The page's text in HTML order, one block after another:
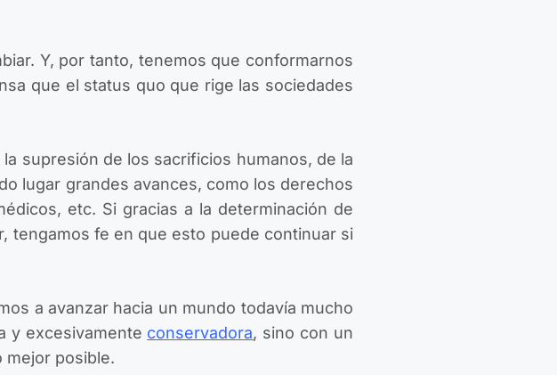
Y, por tanto, tenemos que conformarnos
que el status quo que rige las sociedades
supresión de los sacrificios humanos, de la
lugar grandes avances, como los derechos
etc. Si gracias a la determinación de
tengamos fe en que esto puede continuar si
a avanzar hacia un mundo todavía mucho
y excesivamente conservadora, sino con un
mejor posible.